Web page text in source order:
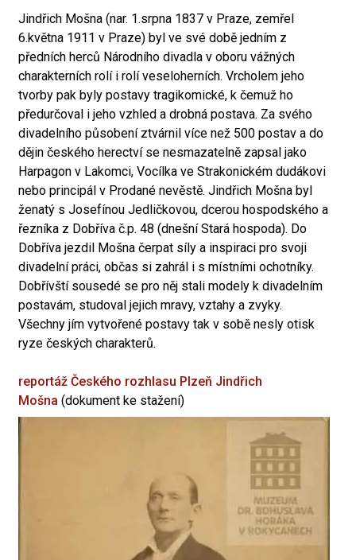
Jindřich Mošna (nar. 1.srpna 1837 v Praze, zemřel
6.května 1911 v Praze) byl ve své době jedním z
předních herců Národního divadla v oboru vážných
charakterních rolí i rolí veseloherních. Vrcholem jeho
tvorby pak byly postavy tragikomické, k čemuž ho
předurčoval i jeho vzhled a drobná postava. Za svého
divadelního působení ztvárnil více než 500 postav a do
dějin českého herectví se nesmazatelně zapsal jako
Harpagon v Lakomci, Vocílka ve Strakonickém dudákovi
nebo principál v Prodané nevěstě. Jindřich Mošna byl
ženatý s Josefínou Jedličkovou, dcerou hospodského a
řezníka z Dobříva č.p. 48 (dnešní Stará hospoda). Do
Dobříva jezdil Mošna čerpat síly a inspiraci pro svoji
divadelní práci, občas si zahrál i s místními ochotníky.
Dobřívští sousedé se pro něj stali modely k divadelním
postavám, studoval jejich mravy, vztahy a zvyky.
Všechny jím vytvořené postavy tak v sobě nesly otisk
ryze českých charakterů.
reportáž Českého rozhlasu Plzeň Jindřich
Mošna (dokument ke stažení)